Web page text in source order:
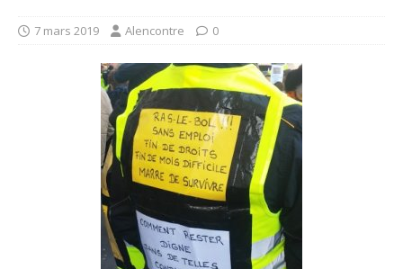
7 mars 2019 Alencontre 0